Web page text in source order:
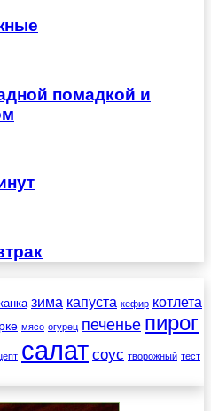
помадкой и
зима капуста кефир котлета
мясо огурец печенье пирог
салат соус творожный тест